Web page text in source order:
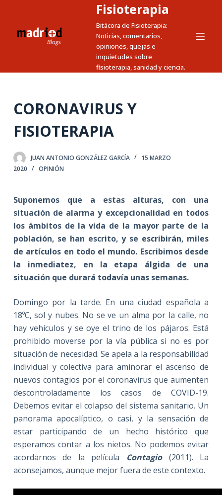
r
e
d
o
Fisioterapia
Bitácora de Fisioterapia:
Noticias, comentarios,
opiniones, quejas e
inquietudes sobre
fisioterapia, sanidad y ciencia.
CORONAVIRUS Y
FISIOTERAPIA
JUAN ANTONIO GONZÁLEZ GARCÍA
15 MARZO
2020
OPINIÓN
Suponemos que a estas alturas, con una
situación de alarma y excepcionalidad en todos
los ámbitos de la vida de la mayor parte de la
población, se han escrito, y se escribirán, miles
de artículos en todo el mundo. Escribimos desde
la inmediatez, en la etapa álgida de una
situación que durará todavía unas semanas.
Domingo por la tarde. En una ciudad española a
18ºC, sol y nubes. No se ve un alma por la calle, no
hay vehículos y se oye el trino de los pájaros. Está
prohibido moverse por la vía pública si no es por
situación de necesidad. Se apela a la responsabilidad
individual y colectiva para aminorar el ascenso de
nuevos contagios por el coronavirus que aumenten
descontroladamente los casos de COVID-19.
Debemos evitar el colapso del sistema sanitario. Un
panorama apocalíptico, o casi, y la sensación de
estar participando de un hecho histórico que
esperamos contar a los nietos. No podemos evitar
acordarnos de la película Contagio(2011). La
aconsejamos, aunque mejor fuera de este contexto.